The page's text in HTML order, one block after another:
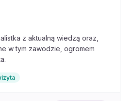
z aktualną wiedzą oraz,
w tym zawodzie, ogromem